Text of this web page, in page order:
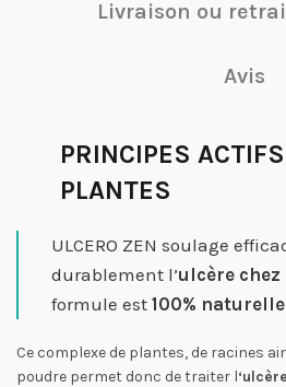
Livraison ou
Avis
PRINCIPES
PLANTES
ULCERO ZEN soulage
durablement l’ulcère chez
formule est 100% naturelle
Ce complexe de plantes, de racines
poudre permet donc de traiter l